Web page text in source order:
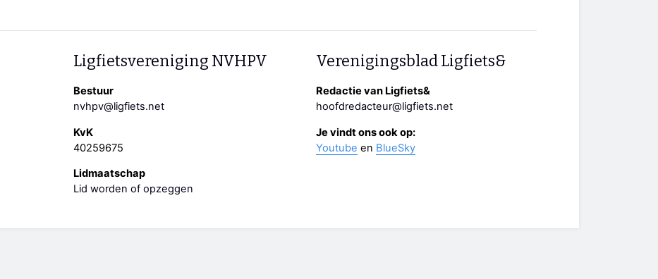
Ligfietsvereniging NVHPV
Bestuur
nvhpv@ligfiets.net
KvK
40259675
Lidmaatschap
Lid worden of opzeggen
Verenigingsblad Ligfiets&
Redactie van Ligfiets&
hoofdredacteur@ligfiets.net
Je vindt ons ook op:
Youtube en BlueSky